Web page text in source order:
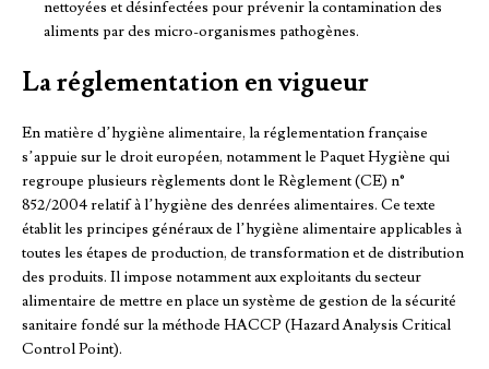
nettoyées et désinfectées pour prévenir la contamination des
aliments par des micro-organismes pathogènes.
La réglementation en vigueur
En matière d’hygiène alimentaire, la réglementation française
s’appuie sur le droit européen, notamment le Paquet Hygiène qui
regroupe plusieurs règlements dont le Règlement (CE) n°
852/2004 relatif à l’hygiène des denrées alimentaires. Ce texte
établit les principes généraux de l’hygiène alimentaire applicables à
toutes les étapes de production, de transformation et de distribution
des produits. Il impose notamment aux exploitants du secteur
alimentaire de mettre en place un système de gestion de la sécurité
sanitaire fondé sur la méthode HACCP (Hazard Analysis Critical
Control Point).